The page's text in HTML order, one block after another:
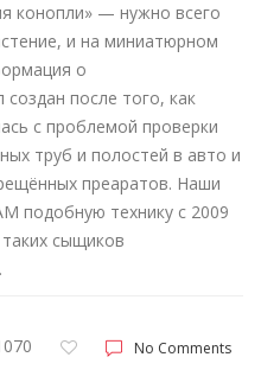
конопли» — нужно всего
и на миниатюрном
о
после того, как
с проблемой проверки
труб и полостей в авто и
преаратов. Наши
подобную технику с 2009
сыщиков
No Comments